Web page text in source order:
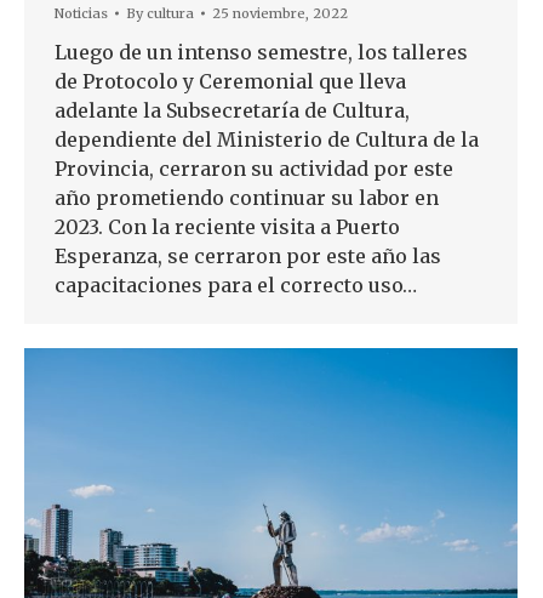
Noticias Bycultura 25 noviembre, 2022
Luego de un intenso semestre, los talleres
de Protocolo y Ceremonial que lleva
adelante la Subsecretaría de Cultura,
dependiente del Ministerio de Cultura de la
Provincia, cerraron su actividad por este
año prometiendo continuar su labor en
2023. Con la reciente visita a Puerto
Esperanza, se cerraron por este año las
capacitaciones para el correcto uso…